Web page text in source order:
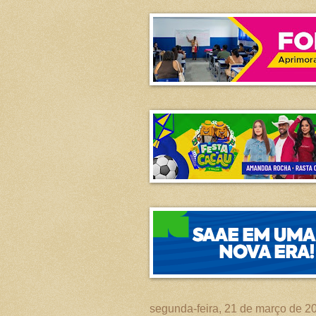
segunda-feira, 21 de março de